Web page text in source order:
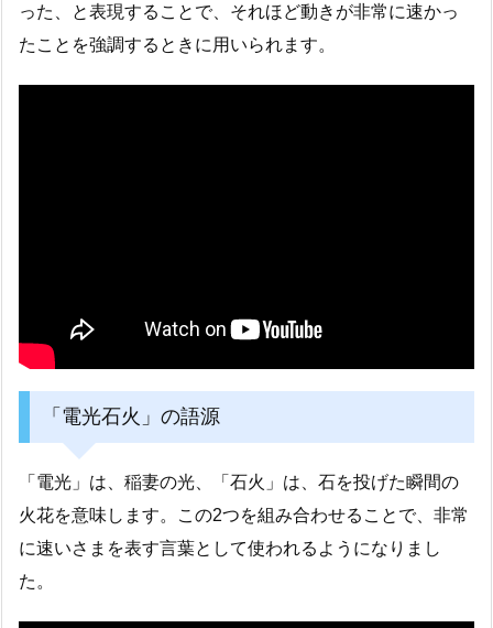
った、と表現することで、それほど動きが非常に速かっ
たことを強調するときに用いられます。
「電光石火」の語源
「電光」は、稲妻の光、「石火」は、石を投げた瞬間の
火花を意味します。この2つを組み合わせることで、非常
に速いさまを表す言葉として使われるようになりまし
た。